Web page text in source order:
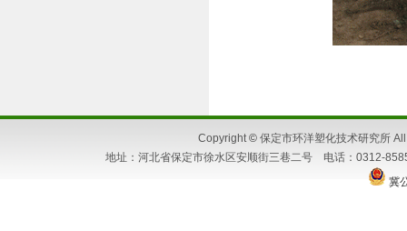
Copyright©保定市环洋塑化技术研究所
地址：河北省保定市徐水区安顺街三巷二号 电话：0312-
冀